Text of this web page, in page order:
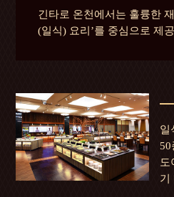
긴타로 온천에서는 훌륭한
(일식) 요리’를 중심으로 제
일
50
도
기